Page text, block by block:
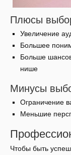
Плюсы
Увеличение
Большее
Больше
нише
Минусы
Ограничение
Меньшие
Чтобы быть